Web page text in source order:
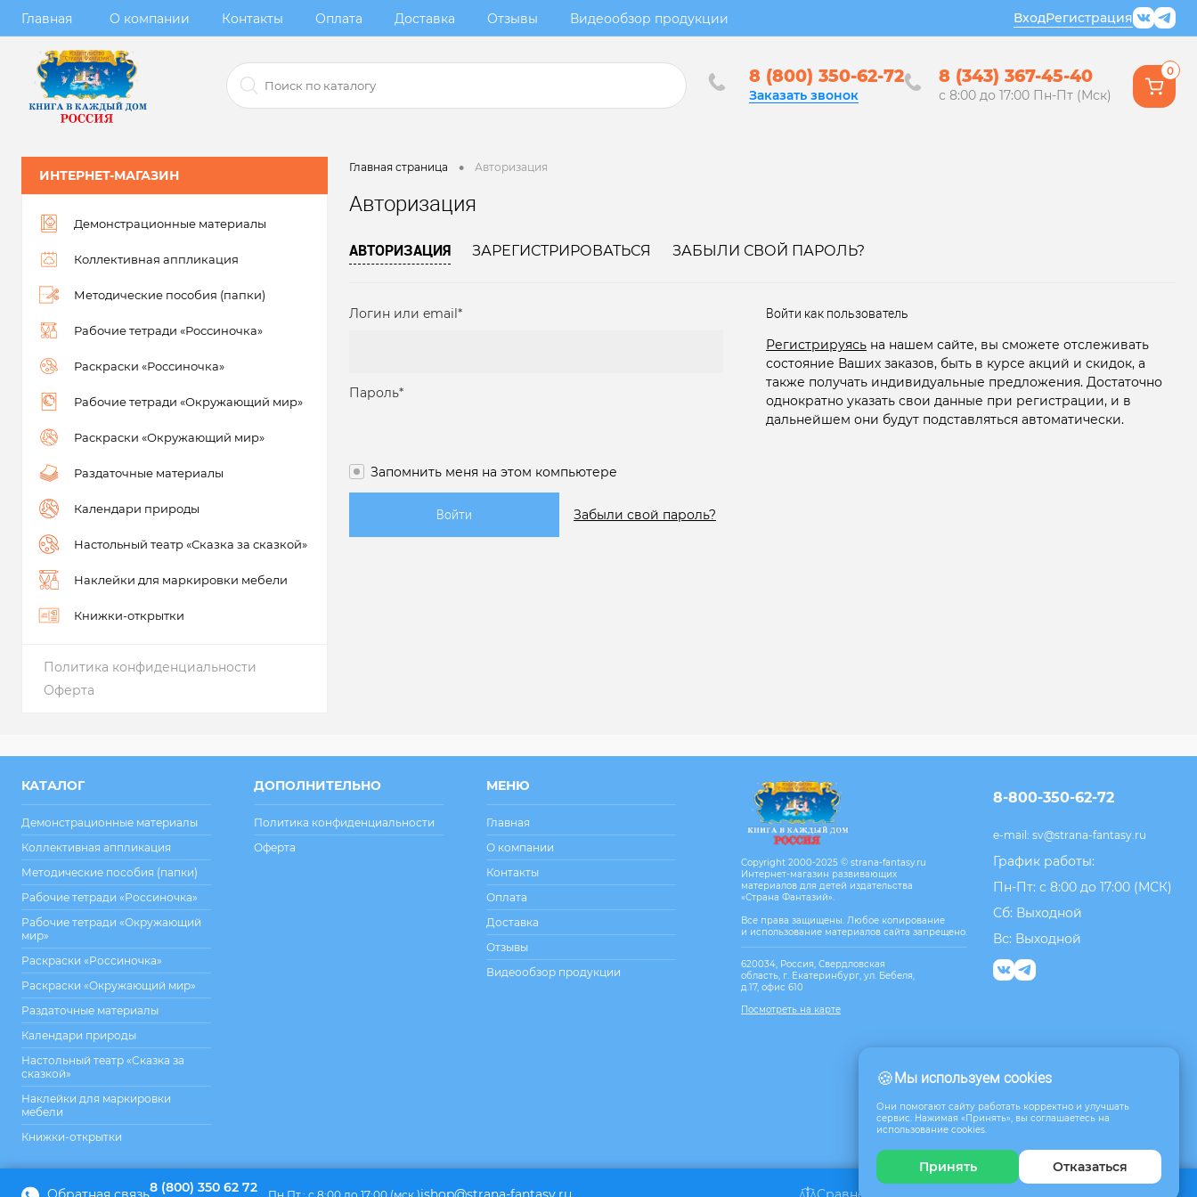
Главная О компании Контакты Оплата Доставка Отзывы Видеообзор продукции ВходРегистрация
8 (800) 350-62-72
Заказать звонок
8 (343) 367-45-40
с 8:00 до 17:00 Пн-Пт (Мск)
0
ИНТЕРНЕТ-МАГАЗИН
Демонстрационные материалы
Коллективная аппликация
Методические пособия (папки)
Рабочие тетради «Россиночка»
Раскраски «Россиночка»
Рабочие тетради «Окружающий мир»
Раскраски «Окружающий мир»
Раздаточные материалы
Календари природы
Настольный театр «Сказка за сказкой»
Наклейки для маркировки мебели
Книжки-открытки
Политика конфиденциальности
Оферта
Главная страница • Авторизация
Авторизация
АВТОРИЗАЦИЯ ЗАРЕГИСТРИРОВАТЬСЯ ЗАБЫЛИ СВОЙ ПАРОЛЬ?
Логин или email*
Пароль*
Запомнить меня на этом компьютере
Забыли свой пароль?
Войти как пользователь
Регистрируясь на нашем сайте, вы сможете отслеживать
состояние Ваших заказов, быть в курсе акций и скидок, а
также получать индивидуальные предложения. Достаточно
однократно указать свои данные при регистрации, и в
дальнейшем они будут подставляться автоматически.
КАТАЛОГ
Демонстрационные материалы
Коллективная аппликация
Методические пособия (папки)
Рабочие тетради «Россиночка»
Рабочие тетради «Окружающий
мир»
Раскраски «Россиночка»
Раскраски «Окружающий мир»
Раздаточные материалы
Календари природы
Настольный театр «Сказка за
сказкой»
Наклейки для маркировки
мебели
Книжки-открытки
ДОПОЛНИТЕЛЬНО
Политика конфиденциальности
Оферта
МЕНЮ
Главная
О компании
Контакты
Оплата
Доставка
Отзывы
Видеообзор продукции
Copyright 2000-2025 © strana-fantasy.ru
Интернет-магазин развивающих
материалов для детей издательства
«Страна Фантазий».
Все права защищены. Любое копирование
и использование материалов сайта запрещено.
620034, Россия, Свердловская
область, г. Екатеринбург, ул. Бебеля,
д.17, офис 610
Посмотреть на карте
🍪Мы используем cookies
Они помогают сайту работать корректно и улучшать
сервис. Нажимая «Принять», вы соглашаетесь на
использование cookies.
Принять Отказаться
8-800-350-62-72
e-mail: sv@strana-fantasy.ru
График работы:
Пн-Пт: с 8:00 до 17:00 (МСК)
Сб: Выходной
Вс: Выходной
8 (800) 350 62 72